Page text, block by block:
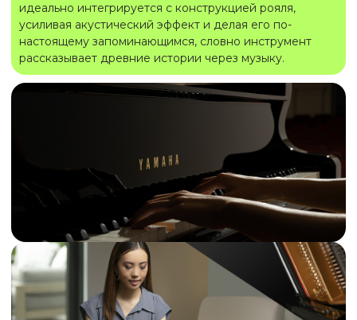
идеально интегрируется с конструкцией рояля,
усиливая акустический эффект и делая его по-
настоящему запоминающимся, словно инструмент
рассказывает древние истории через музыку.